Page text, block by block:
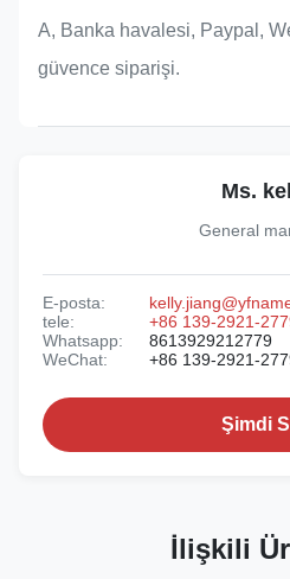
A, Banka havalesi, Paypal,
güvence siparişi.
Ms.
General
E-posta:
tele:
+86 139-2921-
Whatsapp:
8613929212779
WeChat:
+86 139-2921-
Şimdi
İlişkili